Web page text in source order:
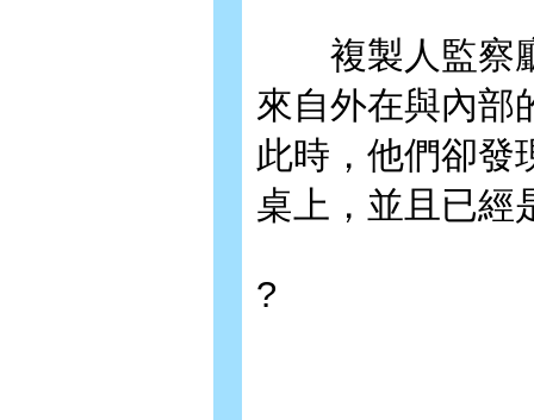
複製人監察廳
來自外在與內部
此時，他們卻發
桌上，並且已
?